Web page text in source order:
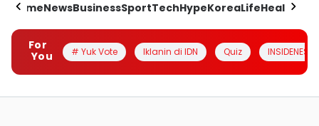
HomeNewsBusinessSportTechHypeKoreaLifeHealth
For
You
# Yuk Vote Iklanin di IDN Quiz INSIDENESIA